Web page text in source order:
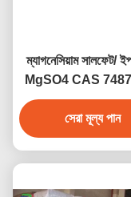
ম্যাগনেসিয়াম সালফেট/
MgSO4 CAS
সেরা মূল্য পান